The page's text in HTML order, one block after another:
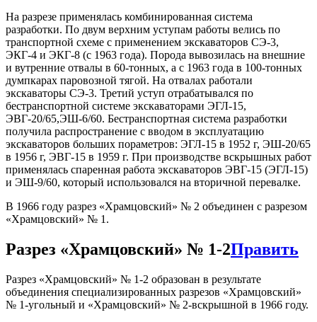
На разрезе применялась комбинированная система
разработки. По двум верхним уступам работы велись по
транспортной схеме с применением экскаваторов СЭ-3,
ЭКГ-4 и ЭКГ-8 (с 1963 года). Порода вывозилась на внешние
и вутренние отвалы в 60-тонных, а с 1963 года в 100-тонных
думпкарах паровозной тягой. На отвалах работали
экскаваторы СЭ-3. Третий уступ отрабатывался по
бестранспортной системе экскаваторами ЭГЛ-15,
ЭВГ-20/65,ЭШ-6/60. Бестранспортная система разработки
получила распространение с вводом в эксплуатацию
экскаваторов больших пораметров: ЭГЛ-15 в 1952 г, ЭШ-20/65
в 1956 г, ЭВГ-15 в 1959 г. При производстве вскрышных работ
применялась спаренная работа экскаваторов ЭВГ-15 (ЭГЛ-15)
и ЭШ-9/60, который использовался на вторичной перевалке.
В 1966 году разрез «Храмцовский» № 2 объединен с разрезом
«Храмцовский» № 1.
Разрез «Храмцовский» № 1-2Править
Разрез «Храмцовский» № 1-2 образован в результате
объединения специализированных разрезов «Храмцовский»
№ 1-угольный и «Храмцовский» № 2-вскрышной в 1966 году.